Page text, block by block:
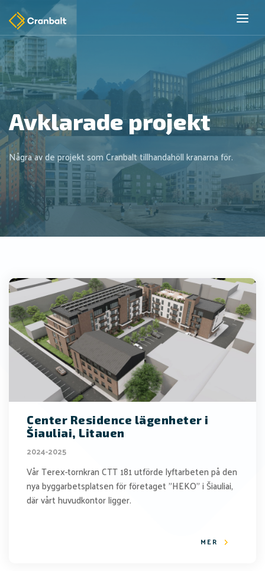
Avklarade projekt
Några av de projekt som Cranbalt tillhandahöll kranarna för.
Center Residence lägenheter i
Šiauliai, Litauen
2024-2025
Vår Terex-tornkran CTT 181 utförde lyftarbeten på den
nya byggarbetsplatsen för företaget "HEKO" i Šiauliai,
där vårt huvudkontor ligger.
MER